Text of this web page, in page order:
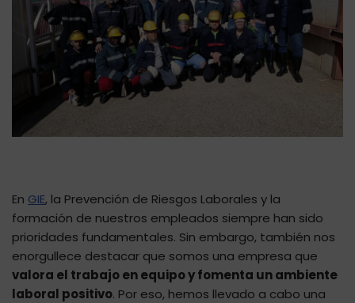
En GIE, la Prevención de Riesgos Laborales y la
formación de nuestros empleados siempre han sido
prioridades fundamentales. Sin embargo, también nos
enorgullece destacar que somos una empresa que
valora el trabajo en equipo y fomenta un ambiente
laboral positivo. Por eso, hemos llevado a cabo una